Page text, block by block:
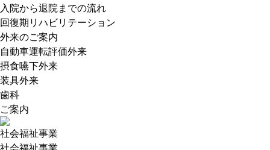
入院から退院までの流れ
回復期リハビリテーション
外来のご案内
自動車運転評価外来
摂食嚥下外来
装具外来
歯科
ご案内
社会福祉事業
社会福祉事業